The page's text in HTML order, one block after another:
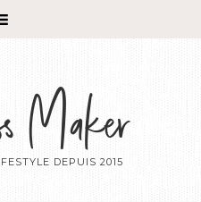
Maker
DEPUIS 2015